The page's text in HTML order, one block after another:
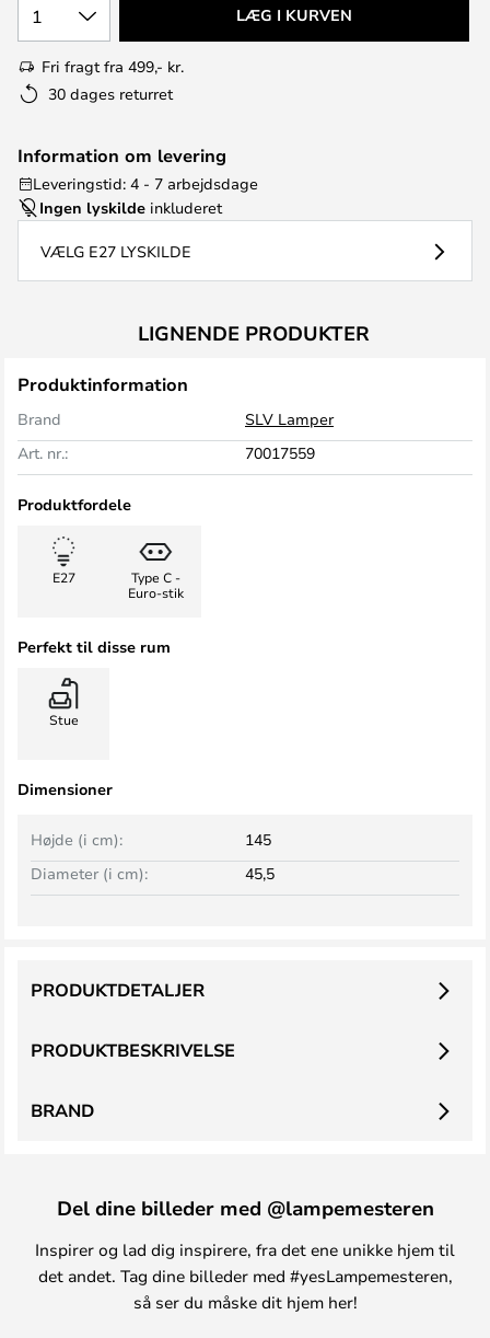
1 LÆG I KURVEN
Fri fragt fra 499,- kr.
30 dages returret
Information om levering
Leveringstid: 4 - 7 arbejdsdage
Ingen lyskilde inkluderet
VÆLG E27 LYSKILDE
LIGNENDE PRODUKTER
Produktinformation
Brand
SLV Lamper
Art. nr.:
70017559
Produktfordele
E27
Type C -
Euro-stik
Perfekt til disse rum
Stue
Dimensioner
Højde (i cm):
145
Diameter (i cm):
45,5
PRODUKTBESKRIVELSE
PRODUKTDETALJER
BRAND
Del dine billeder med @lampemesteren
Inspirer og lad dig inspirere, fra det ene unikke hjem til
det andet. Tag dine billeder med #yesLampemesteren,
så ser du måske dit hjem her!